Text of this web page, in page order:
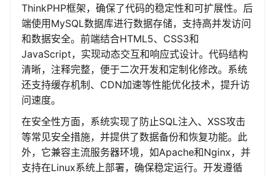
ThinkPHP框架，确保了代码的稳定性和可扩展性。后
端使用MySQL数据库进行数据存储，支持高并发访问
和数据安全。前端结合HTML5、CSS3和
JavaScript，实现动态交互和响应式设计。代码结构
清晰，注释完整，便于二次开发和定制化修改。系统
还支持缓存机制、CDN加速等性能优化技术，提升访
问速度。
在安全性方面，系统实现了防止SQL注入、XSS攻击
等常见安全措施，并提供了数据备份和恢复功能。此
外，它兼容主流服务器环境，如Apache和Nginx，并
支持在Linux系统上部署，确保稳定运行。开发遵循